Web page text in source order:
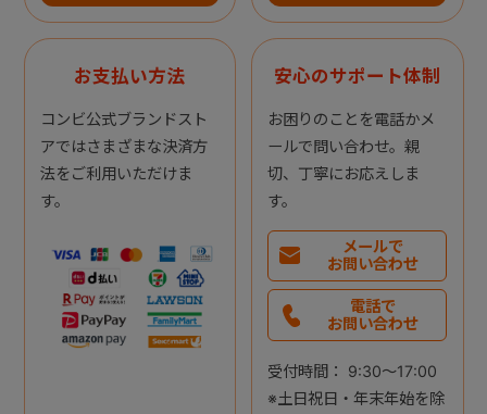
お支払い方法
コンビ公式ブランドスト
アではさまざまな決済方
法をご利用いただけま
す。
安心のサポート体制
お困りのことを電話かメ
ールで問い合わせ。親
切、丁寧にお応えしま
す。
メールで
お問い合わせ
電話で
お問い合わせ
受付時間： 9:30～17:00
※土日祝日・年末年始を除